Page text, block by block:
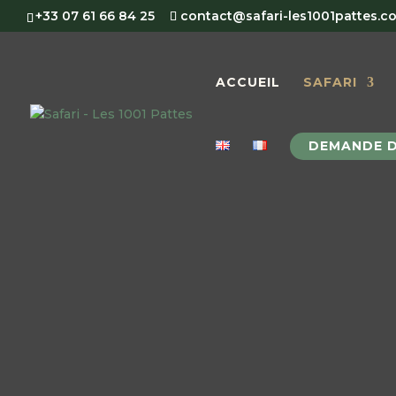
+33 07 61 66 84 25 contact@safari-
ACCUEIL SAFARI
DEMANDE